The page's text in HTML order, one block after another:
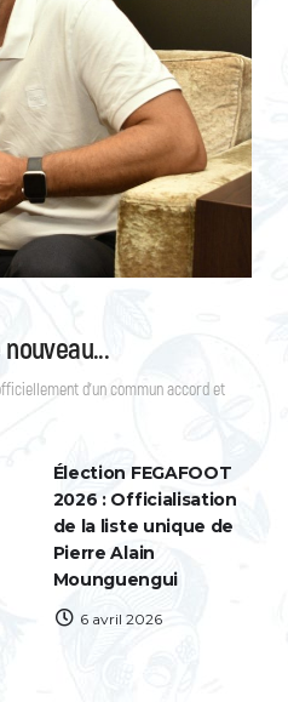
d’un commun accord et
Élection FEGAFOOT
2026 : Officialisation
de la liste unique de
Pierre Alain
Mounguengui
6 avril 2026